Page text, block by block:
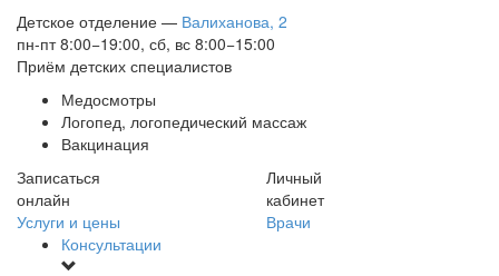
Детское отделение — Валиханова, 2
пн-пт 8:00−19:00, сб, вс 8:00−15:00
Приём детских специалистов
Медосмотры
Логопед, логопедический массаж
Вакцинация
Записаться
онлайн
Личный
кабинет
Услуги и цены
Врачи
Консультации